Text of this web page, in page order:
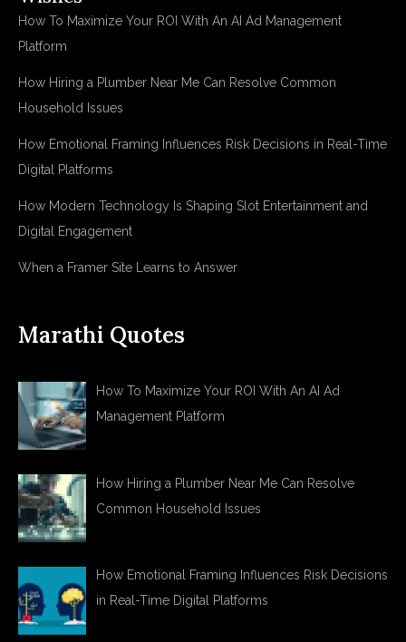
How To Maximize Your ROI With An AI Ad Management
Platform
How Hiring a Plumber Near Me Can Resolve Common
Household Issues
How Emotional Framing Influences Risk Decisions in Real-Time
Digital Platforms
How Modern Technology Is Shaping Slot Entertainment and
Digital Engagement
When a Framer Site Learns to Answer
Marathi Quotes
How To Maximize Your ROI With An AI Ad
Management Platform
How Hiring a Plumber Near Me Can Resolve
Common Household Issues
How Emotional Framing Influences Risk Decisions
in Real-Time Digital Platforms